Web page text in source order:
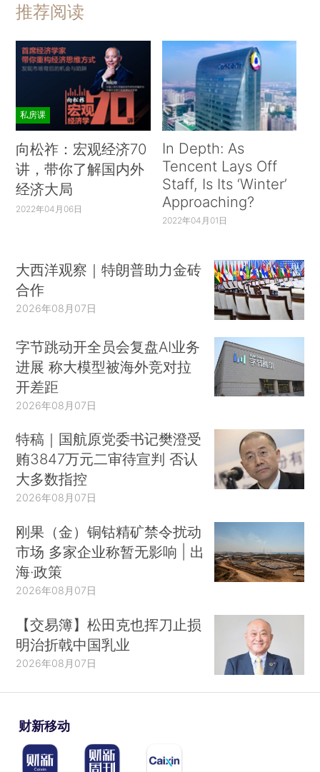
推荐阅读
私房课
向松祚：宏观经济70
讲，带你了解国内外
经济大局
2022年04月06日
In Depth: As
Tencent Lays Off
Staff, Is Its ‘Winter’
Approaching?
2022年04月01日
大西洋观察｜特朗普助力金砖
合作
2026年08月07日
字节跳动开全员会复盘AI业务
进展 称大模型被海外竞对拉
开差距
2026年08月07日
特稿｜国航原党委书记樊澄受
贿3847万元二审待宣判 否认
大多数指控
2026年08月07日
刚果（金）铜钴精矿禁令扰动
市场 多家企业称暂无影响 | 出
海·政策
2026年08月07日
【交易簿】松田克也挥刀止损
明治折戟中国乳业
2026年08月07日
财新移动